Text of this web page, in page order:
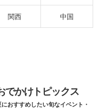
関西 中国
でかけトピックス
おすすめしたい旬なイベント・